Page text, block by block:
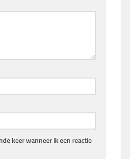
keer wanneer ik een reactie